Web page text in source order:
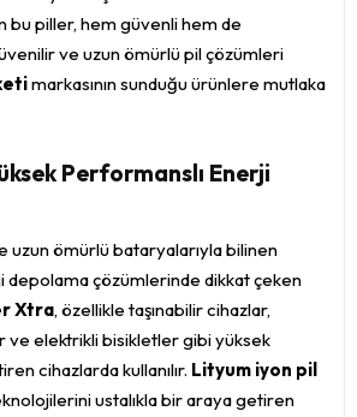
bu piller, hem güvenli hem de
ve uzun ömürlü pil çözümleri
markasının sunduğu ürünlere mutlaka
Performanslı Enerji
uzun ömürlü bataryalarıyla bilinen
depolama çözümlerinde dikkat çeken
Xtra, özellikle taşınabilir cihazlar,
ve elektrikli bisikletler gibi yüksek
cihazlarda kullanılır. Lityum iyon pil
ustalıkla bir araya getiren